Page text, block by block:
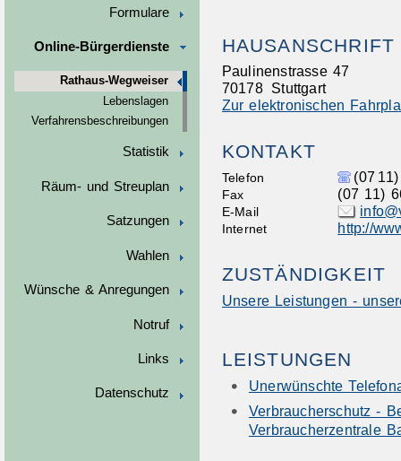
Formulare
Online-Bürgerdienste
Rathaus-Wegweiser
Lebenslagen
Verfahrensbeschreibungen
Statistik
Räum- und Streuplan
Satzungen
Wahlen
Wünsche & Anregungen
Notruf
Links
Datenschutz
HAUSANSCHRIFT
Paulinenstrasse 47
70178 Stuttgart
Zur elektronischen
KONTAKT
Telefon (07
Fax (07 11)
E-Mail
Internet http://
ZUSTÄNDIGKEIT
Unsere Leistungen -
LEISTUNGEN
Unerwünschte
Verbraucherschutz -
Verbraucherzentrale